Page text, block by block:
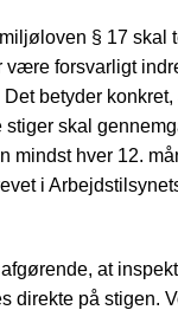
§ 17 skal
forsvarligt
betyder konkret,
stiger skal
mindst hver 12.
i
at
direkte på stigen.